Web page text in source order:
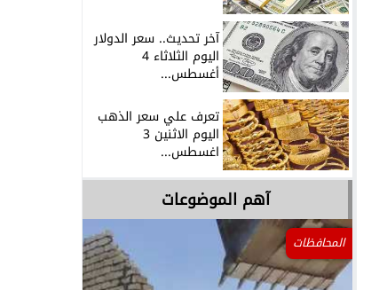
آخر تحديث.. سعر الدولار
اليوم الثلاثاء 4
أغسطس...
تعرف علي سعر الذهب
اليوم الاثنين 3
اغسطس...
آهم الموضوعات
المحافظات